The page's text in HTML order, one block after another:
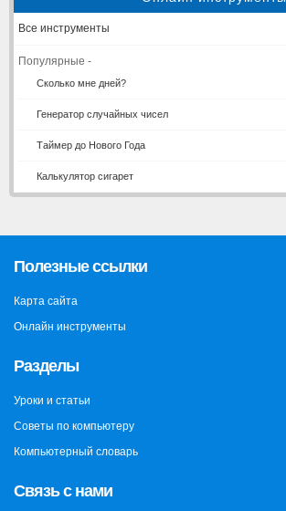
Все инструменты
Популярные -
Сколько мне дней?
Генератор случайных чисел
Таймер до Нового Года
Калькулятор сигарет
Полезные ссылки
Карта сайта
Онлайн инструменты
Разделы
Уроки и статьи
Советы по компьютеру
Компьютерный словарь
Связь с нами